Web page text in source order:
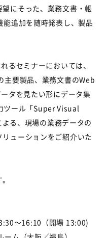
にそった、業務文書・帳
追加を随時発表し、製品
るセミナーにおいては、
主要製品、業務文書のWeb
タを見たい形にデータ集
ツール「Super Visual
る、現場の業務データの
ューションをご紹介いた
～16:10（開場 13:00)